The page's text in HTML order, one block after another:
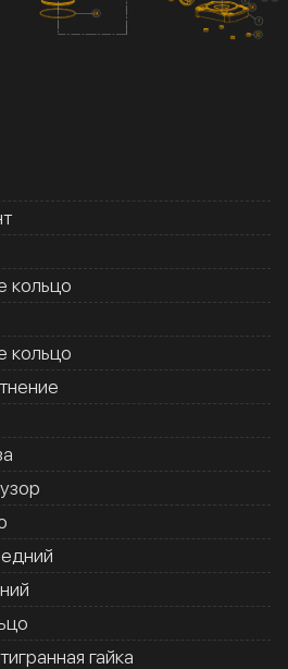
кольцо
кольцо
гайка